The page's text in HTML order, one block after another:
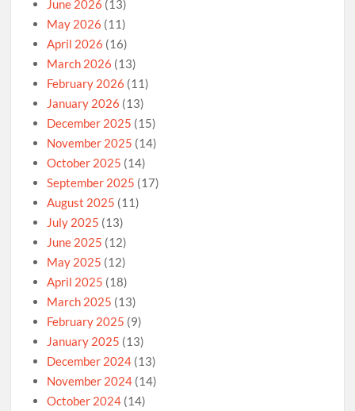
June 2026 (13)
May 2026 (11)
April 2026 (16)
March 2026 (13)
February 2026 (11)
January 2026 (13)
December 2025 (15)
November 2025 (14)
October 2025 (14)
September 2025 (17)
August 2025 (11)
July 2025 (13)
June 2025 (12)
May 2025 (12)
April 2025 (18)
March 2025 (13)
February 2025 (9)
January 2025 (13)
December 2024 (13)
November 2024 (14)
October 2024 (14)